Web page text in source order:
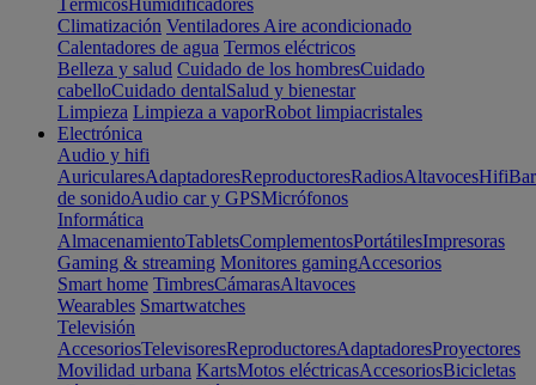
TérmicosHumidificadores
Climatización Ventiladores Aire acondicionado
Calentadores de agua Termos eléctricos
Belleza y salud Cuidado de los hombresCuidado
cabelloCuidado dentalSalud y bienestar
Limpieza Limpieza a vaporRobot limpiacristales
Electrónica
Audio y hifi
AuricularesAdaptadoresReproductoresRadiosAltavocesHifi
de sonidoAudio car y GPSMicrófonos
Informática
AlmacenamientoTabletsComplementosPortátilesImpresoras
Gaming & streaming Monitores gamingAccesorios
Smart home TimbresCámarasAltavoces
Wearables Smartwatches
Televisión
AccesoriosTelevisoresReproductoresAdaptadoresProyectores
Movilidad urbana KartsMotos eléctricasAccesoriosBicicletas